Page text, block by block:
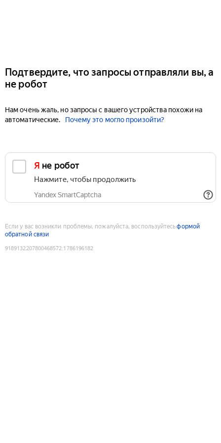
Подтвердите, что запросы отправляли вы, а
не робот
Нам очень жаль, но запросы с вашего устройства похожи на
автоматические.
Почему это могло произойти?
Я не робот
Нажмите, чтобы продолжить
Yandex SmartCaptcha
Если у вас возникли проблемы, пожалуйста, воспользуйтесьформой
обратной связи
9189132207800468572:1786196182